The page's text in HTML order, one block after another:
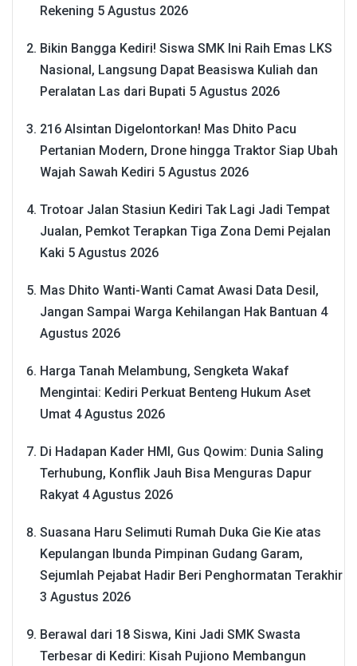
Rekening 5 Agustus 2026
Bikin Bangga Kediri! Siswa SMK Ini Raih Emas LKS
Nasional, Langsung Dapat Beasiswa Kuliah dan
Peralatan Las dari Bupati 5 Agustus 2026
216 Alsintan Digelontorkan! Mas Dhito Pacu
Pertanian Modern, Drone hingga Traktor Siap Ubah
Wajah Sawah Kediri 5 Agustus 2026
Trotoar Jalan Stasiun Kediri Tak Lagi Jadi Tempat
Jualan, Pemkot Terapkan Tiga Zona Demi Pejalan
Kaki 5 Agustus 2026
Mas Dhito Wanti-Wanti Camat Awasi Data Desil,
Jangan Sampai Warga Kehilangan Hak Bantuan 4
Agustus 2026
Harga Tanah Melambung, Sengketa Wakaf
Mengintai: Kediri Perkuat Benteng Hukum Aset
Umat 4 Agustus 2026
Di Hadapan Kader HMI, Gus Qowim: Dunia Saling
Terhubung, Konflik Jauh Bisa Menguras Dapur
Rakyat 4 Agustus 2026
Suasana Haru Selimuti Rumah Duka Gie Kie atas
Kepulangan Ibunda Pimpinan Gudang Garam,
Sejumlah Pejabat Hadir Beri Penghormatan Terakhir
3 Agustus 2026
Berawal dari 18 Siswa, Kini Jadi SMK Swasta
Terbesar di Kediri: Kisah Pujiono Membangun